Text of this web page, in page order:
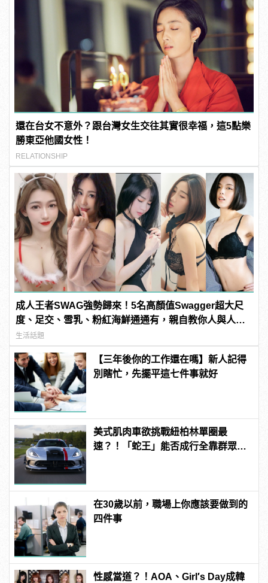
還在台女不意外？跟台灣女生交往其實很幸福，這5點樂
勝東亞他國女性！
RELATIONSHIP
成人王者SWAG強勢歸來！5名高顏值Swagger超大尺
度、足交、雪乳、粉紅海鮮通通有，親自教你人與人的
連結！ | manfashion這樣變型男
生活話題
【三年後你的工作還在嗎】新人記得
別瞎忙，先擺平這七件事就好
美式肌肉車欲挑戰紐柏林單圈最
速？！「蛇王」能否成行全靠群眾募
在30歲以前，職場上你應該要做到的
四件事
性感當道？！AOA、Girl′s Day成韓